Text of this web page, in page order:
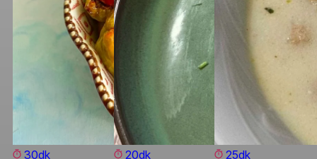
30dk
20dk
25dk